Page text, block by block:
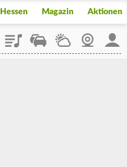
Magazin Aktionen
PlaylistStaupilotWetterWebcam